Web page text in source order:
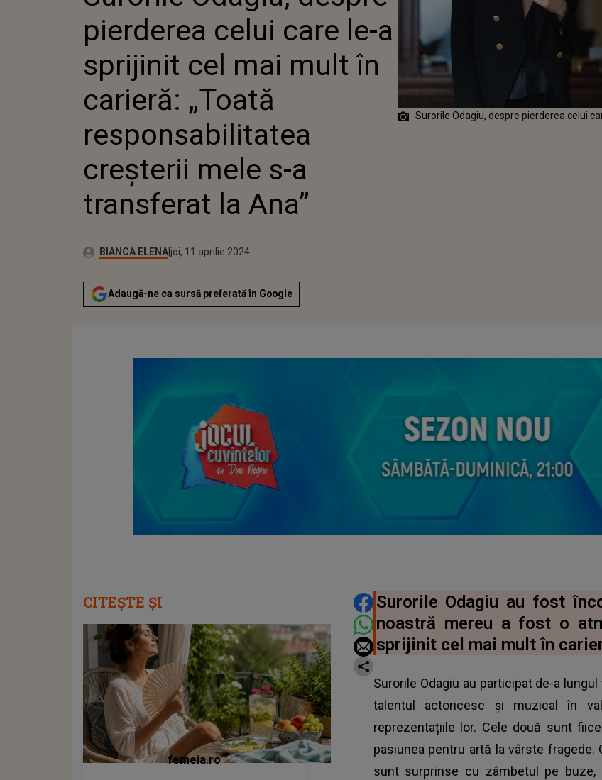
SPRIJINIT CEL MAI
MULT ÎN CARIERĂ:
„TOATĂ
RESPONSABILITATEA
CREȘTERII MELE S-A
TRANSFERAT LA ANA”
pierderea celui care le-a
sprijinit cel mai mult în
carieră: „Toată
responsabilitatea
creșterii mele s-a
transferat la Ana”
Autor:BIANCA ELENAPublicat:
marți, 11 aprilie 2023
Actualizat:
joi, 11 aprilie 2024
Adaugă-ne ca sursă preferată în Google
Surorile Odagiu, despre pierderea celui
DISTRIBUIE ARTICOLUL
Surorile Odagiu au fost
noastră mereu a fost o
sprijinit cel mai mult în
Surorile Odagiu au participat de-a
talentul actoricesc și muzical în
reprezentațiile lor. Cele două sunt
pasiunea pentru artă la vârste
sunt surprinse cu zâmbetul pe
CITEȘTE ȘI
femeia.ro